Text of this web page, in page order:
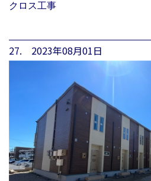
クロス工事
27. 2023年08月01日